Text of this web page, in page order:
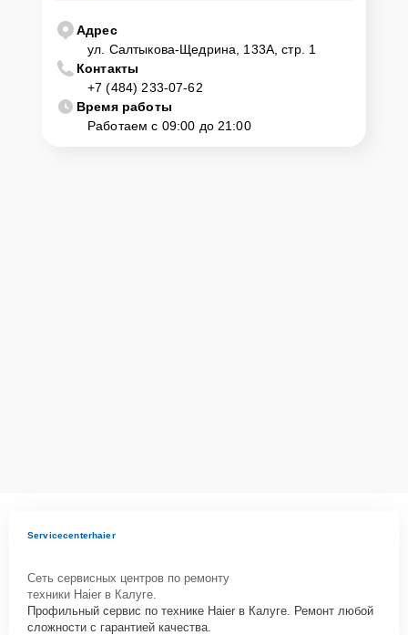
центр
Клиент может самостоятельно привезти устройство на
диагностику и ремонт. Для этого нужно позвонить по телефону
горячей линии или оставить заявку, согласовать удобное время и
подъехать по адресу: г. Калуга, ул. Салтыкова-Щедрина, 133А, стр.
Адрес
ул. Салтыкова-Щедрина, 133А, стр. 1
Контакты
+7 (484) 233-07-62
Время работы
Работаем с 09:00 до 21:00
Servicecenterhaier
Сеть сервисных центров по ремонту
техники Haier в Калуге.
Профильный сервис по технике Haier в Калуге. Ремонт любой
сложности с гарантией качества.